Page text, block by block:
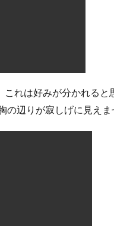
れは好みが分かれると
の辺りが寂しげに見えま